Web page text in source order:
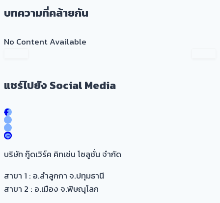
บทความที่คล้ายกัน
No Content Available
แชร์ไปยัง Social Media
บริษัท กู๊ดเวิร์ค คิทเช่น โซลูชั่น จำกัด
สาขา 1 : อ.ลำลูกกา จ.ปทุมธานี
สาขา 2 : อ.เมือง จ.พิษณุโลก